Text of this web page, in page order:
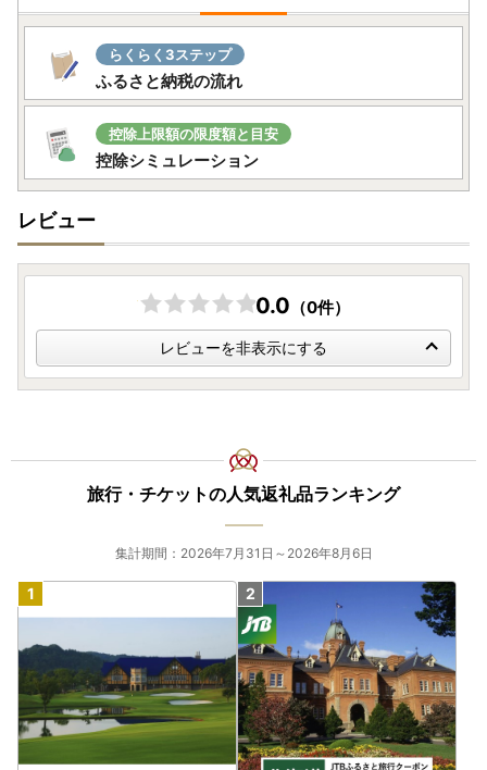
らくらく3ステップ
ふるさと納税の流れ
控除上限額の限度額と目安
控除シミュレーション
レビュー
0.0 （0件）
レビューを非表示にする
旅行・チケットの人気返礼品ランキング
集計期間：2026年7月31日～2026年8月6日